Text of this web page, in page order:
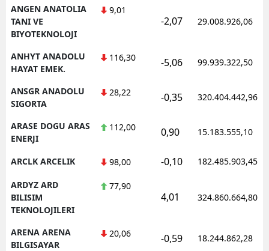
ANGEN ANATOLIA
TANI VE
BIYOTEKNOLOJI
9,01
-2,07 29.008.926,06
ANHYT ANADOLU
HAYAT EMEK.
116,30 -5,06 99.939.322,50
ANSGR ANADOLU
SIGORTA
28,22 -0,35 320.404.442,96
ARASE DOGU ARAS
ENERJI
112,00 0,90 15.183.555,10
ARCLK ARCELIK 98,00 -0,10 182.485.903,45
ARDYZ ARD
BILISIM
TEKNOLOJILERI
77,90
4,01 324.860.664,80
ARENA ARENA
BILGISAYAR
20,06 -0,59 18.244.862,28